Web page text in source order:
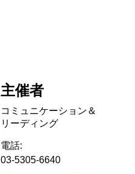
主催者
コミュニケーション＆
リーディング
電話:
03-5305-6640